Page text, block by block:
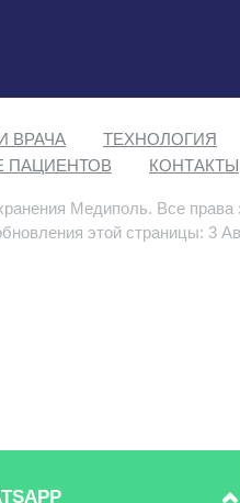
ВРАЧА ТЕХНОЛОГИЯ
ПАЦИЕНТОВ
КОНТАКТЫ
Медиполь. Все
этой страницы: 3